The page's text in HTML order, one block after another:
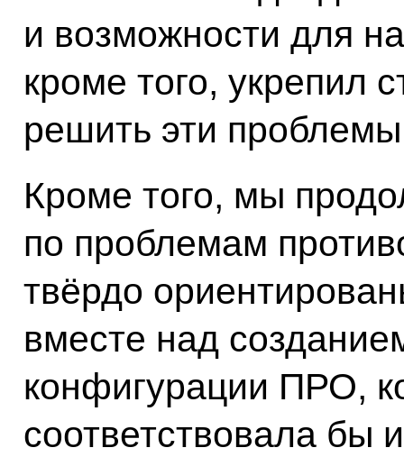
и возможности для
кроме того, укрепил
решить эти
Кроме того, мы
по проблемам
твёрдо
вместе над
конфигурации ПРО,
соответствовала бы